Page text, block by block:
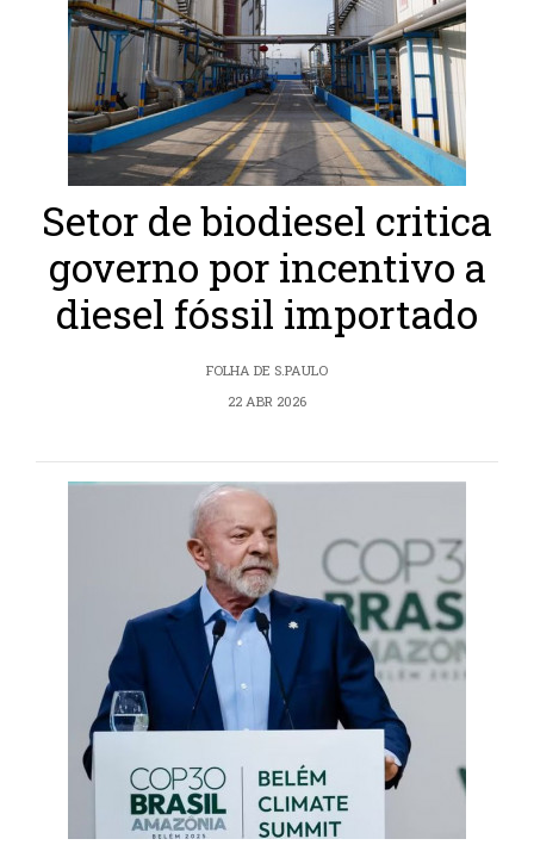
Setor de biodiesel critica
governo por incentivo a
diesel fóssil importado
FOLHA DE S.PAULO
22 ABR 2026